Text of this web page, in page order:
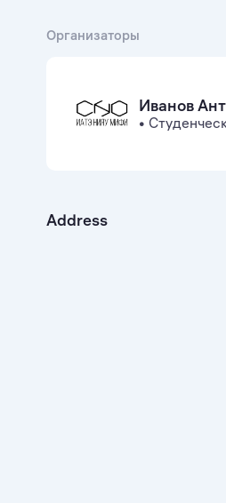
Организаторы
Иванов
•
Address